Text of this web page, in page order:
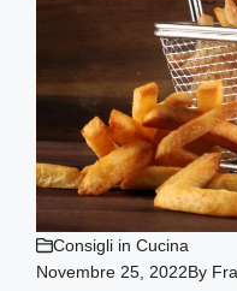
Consigli in Cucina
Novembre 25, 2022By